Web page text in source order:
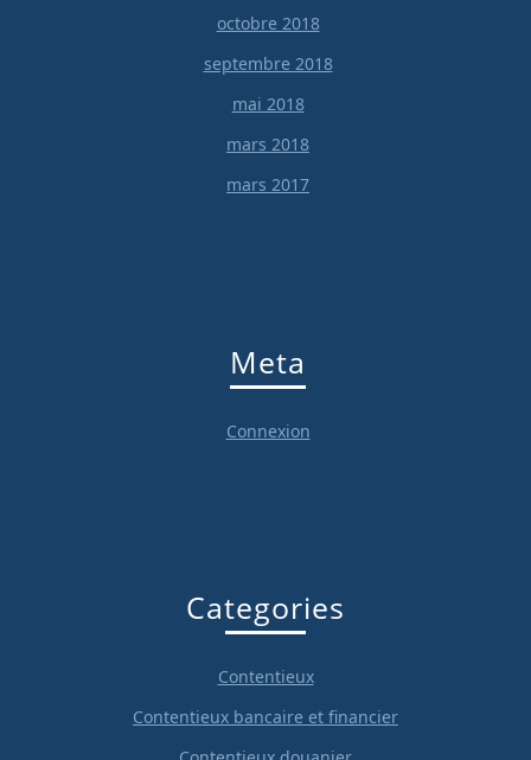
octobre 2018
septembre 2018
mai 2018
mars 2018
mars 2017
Meta
Connexion
Categories
Contentieux
Contentieux bancaire et financier